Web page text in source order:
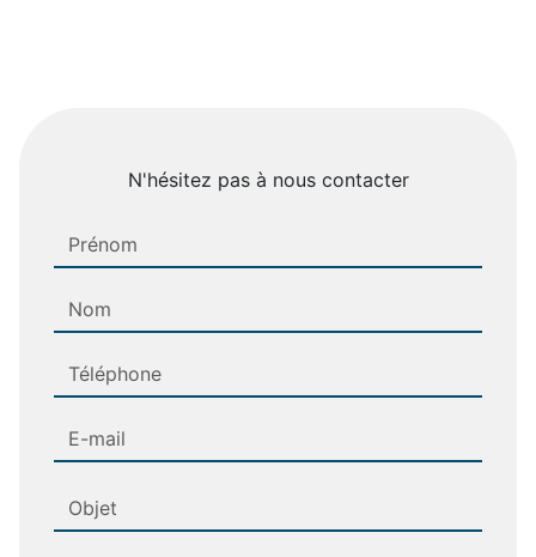
N'hésitez pas à nous contacter